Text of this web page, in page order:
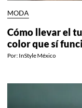
MODA
Cómo llevar el
color que sí
Por: InStyle México